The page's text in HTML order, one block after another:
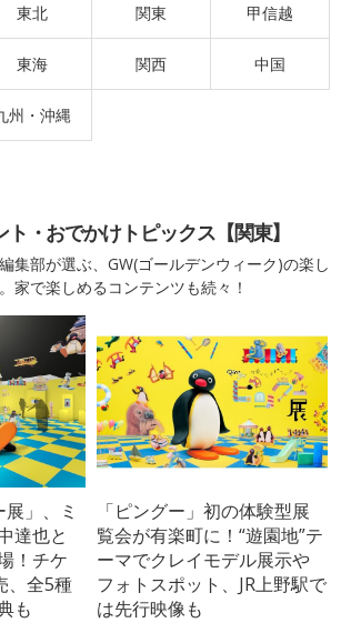
東北 関東 甲信越
東海 関西 中国
州・沖縄
ト・おでかけトピックス【関東】
集部が選ぶ、GW(ゴールデンウィーク)の楽し
家で楽しめるコンテンツも続々！
」、ミ
達也と
！チケ
、全5種
も
「ピングー」初の体験型展
覧会が有楽町に！“遊園地”テ
ーマでクレイモデル展示や
フォトスポット、JR上野駅で
は先行映像も